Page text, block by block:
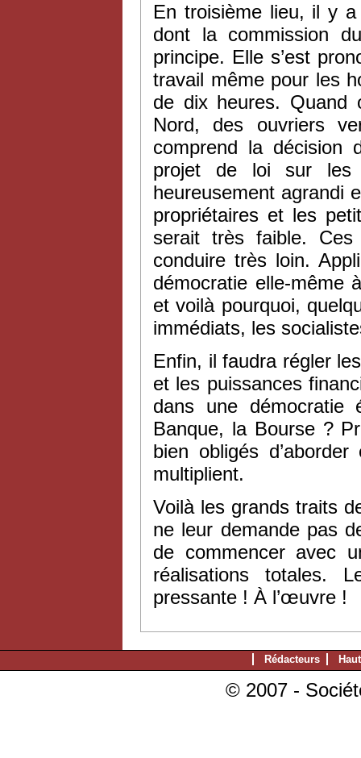
En troisième lieu, il y
dont la commission
principe. Elle s’est
travail même pour les
de dix heures. Quand
Nord, des ouvriers
comprend la décision
projet de loi sur les
heureusement agrandi
propriétaires et les
serait très faible.
conduire très loin.
démocratie elle-même
et voilà pourquoi,
immédiats, les
Enfin, il faudra régler
et les puissances
dans une
Banque, la Bourse ?
bien obligés
multiplient.
Voilà les grands traits
ne leur demande pas
de commencer avec
réalisations totales.
pressante ! À l’œuvre !
Rédacteurs
© 2007 -